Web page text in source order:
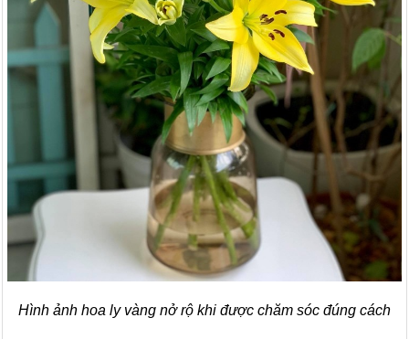
Hình ảnh hoa ly vàng nở rộ khi được chăm sóc đúng cách